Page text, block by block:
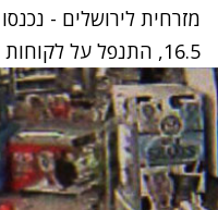
מזרחית לירושלים -
16.5, התנפל על לקוחות שהמתינו בתור לקופות.